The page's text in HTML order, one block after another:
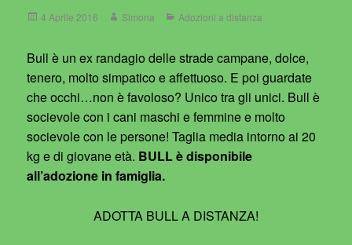
Posted
4 Aprile 2016 Author
Simona Categories
Adozioni a distanza
Bull è un ex randagio delle strade campane, dolce,
tenero, molto simpatico e affettuoso. E poi guardate
che occhi…non è favoloso? Unico tra gli unici. Bull è
socievole con i cani maschi e femmine e molto
socievole con le persone! Taglia media intorno ai 20
kg e di giovane età. BULL è disponibile
all’adozione in famiglia.
ADOTTA BULL A DISTANZA!